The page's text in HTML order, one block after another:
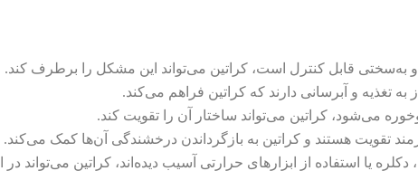
به‌سختی قابل کنترل است، کراتین می‌تواند این مشکل را برطرف کند.
تغذیه و آبرسانی دارند که کراتین فراهم می‌کند.
می‌شود، کراتین می‌تواند ساختار آن را تقویت کند.
تقویت هستند و کراتین به بازگرداندن درخشندگی آن‌ها کمک می‌کند.
دکلره یا استفاده از ابزارهای حرارتی آسیب دیده‌اند، کراتین می‌تواند